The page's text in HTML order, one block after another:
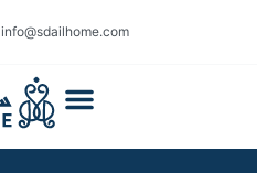
info@sdailhome.com​